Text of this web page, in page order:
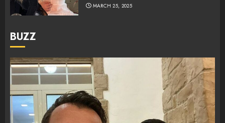
MARCH 25, 2025
BUZZ